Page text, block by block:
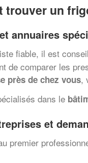
trouver un
annuaires
fiable, il est
de comparer les
près de chez vous,
dans le
et
premier